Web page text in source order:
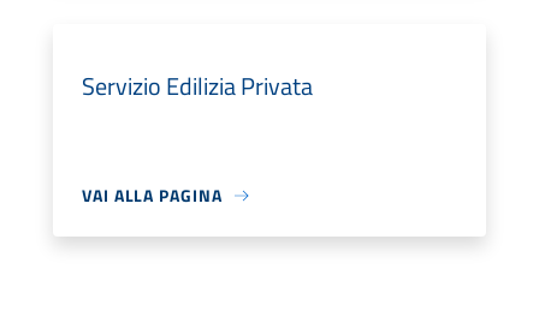
Servizio Edilizia Privata
VAI ALLA PAGINA